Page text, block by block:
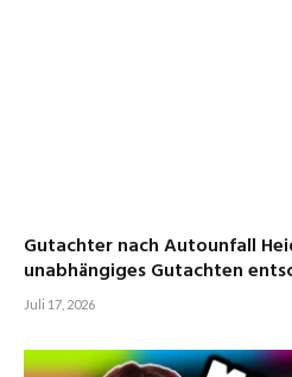
Gutachter nach Autounfall
unabhängiges Gutachten
Juli 17, 2026